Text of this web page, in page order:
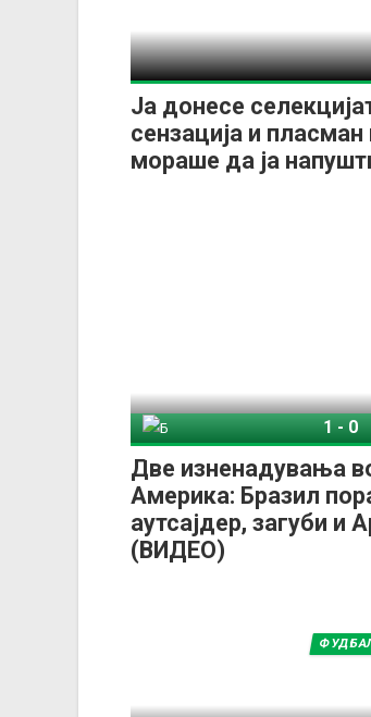
Ја донесе
сензација и
мораше да ја
Две изненадувања
Америка: Бразил
аутсајдер, загуби и
(ВИДЕО)
1-0